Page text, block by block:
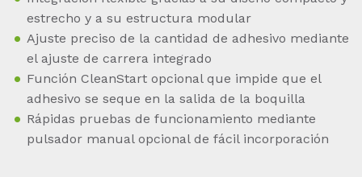
estrecho y a su estructura modular
Ajuste preciso de la cantidad de adhesivo mediante
el ajuste de carrera integrado
Función CleanStart opcional que impide que el
adhesivo se seque en la salida de la boquilla
Rápidas pruebas de funcionamiento mediante
pulsador manual opcional de fácil incorporación